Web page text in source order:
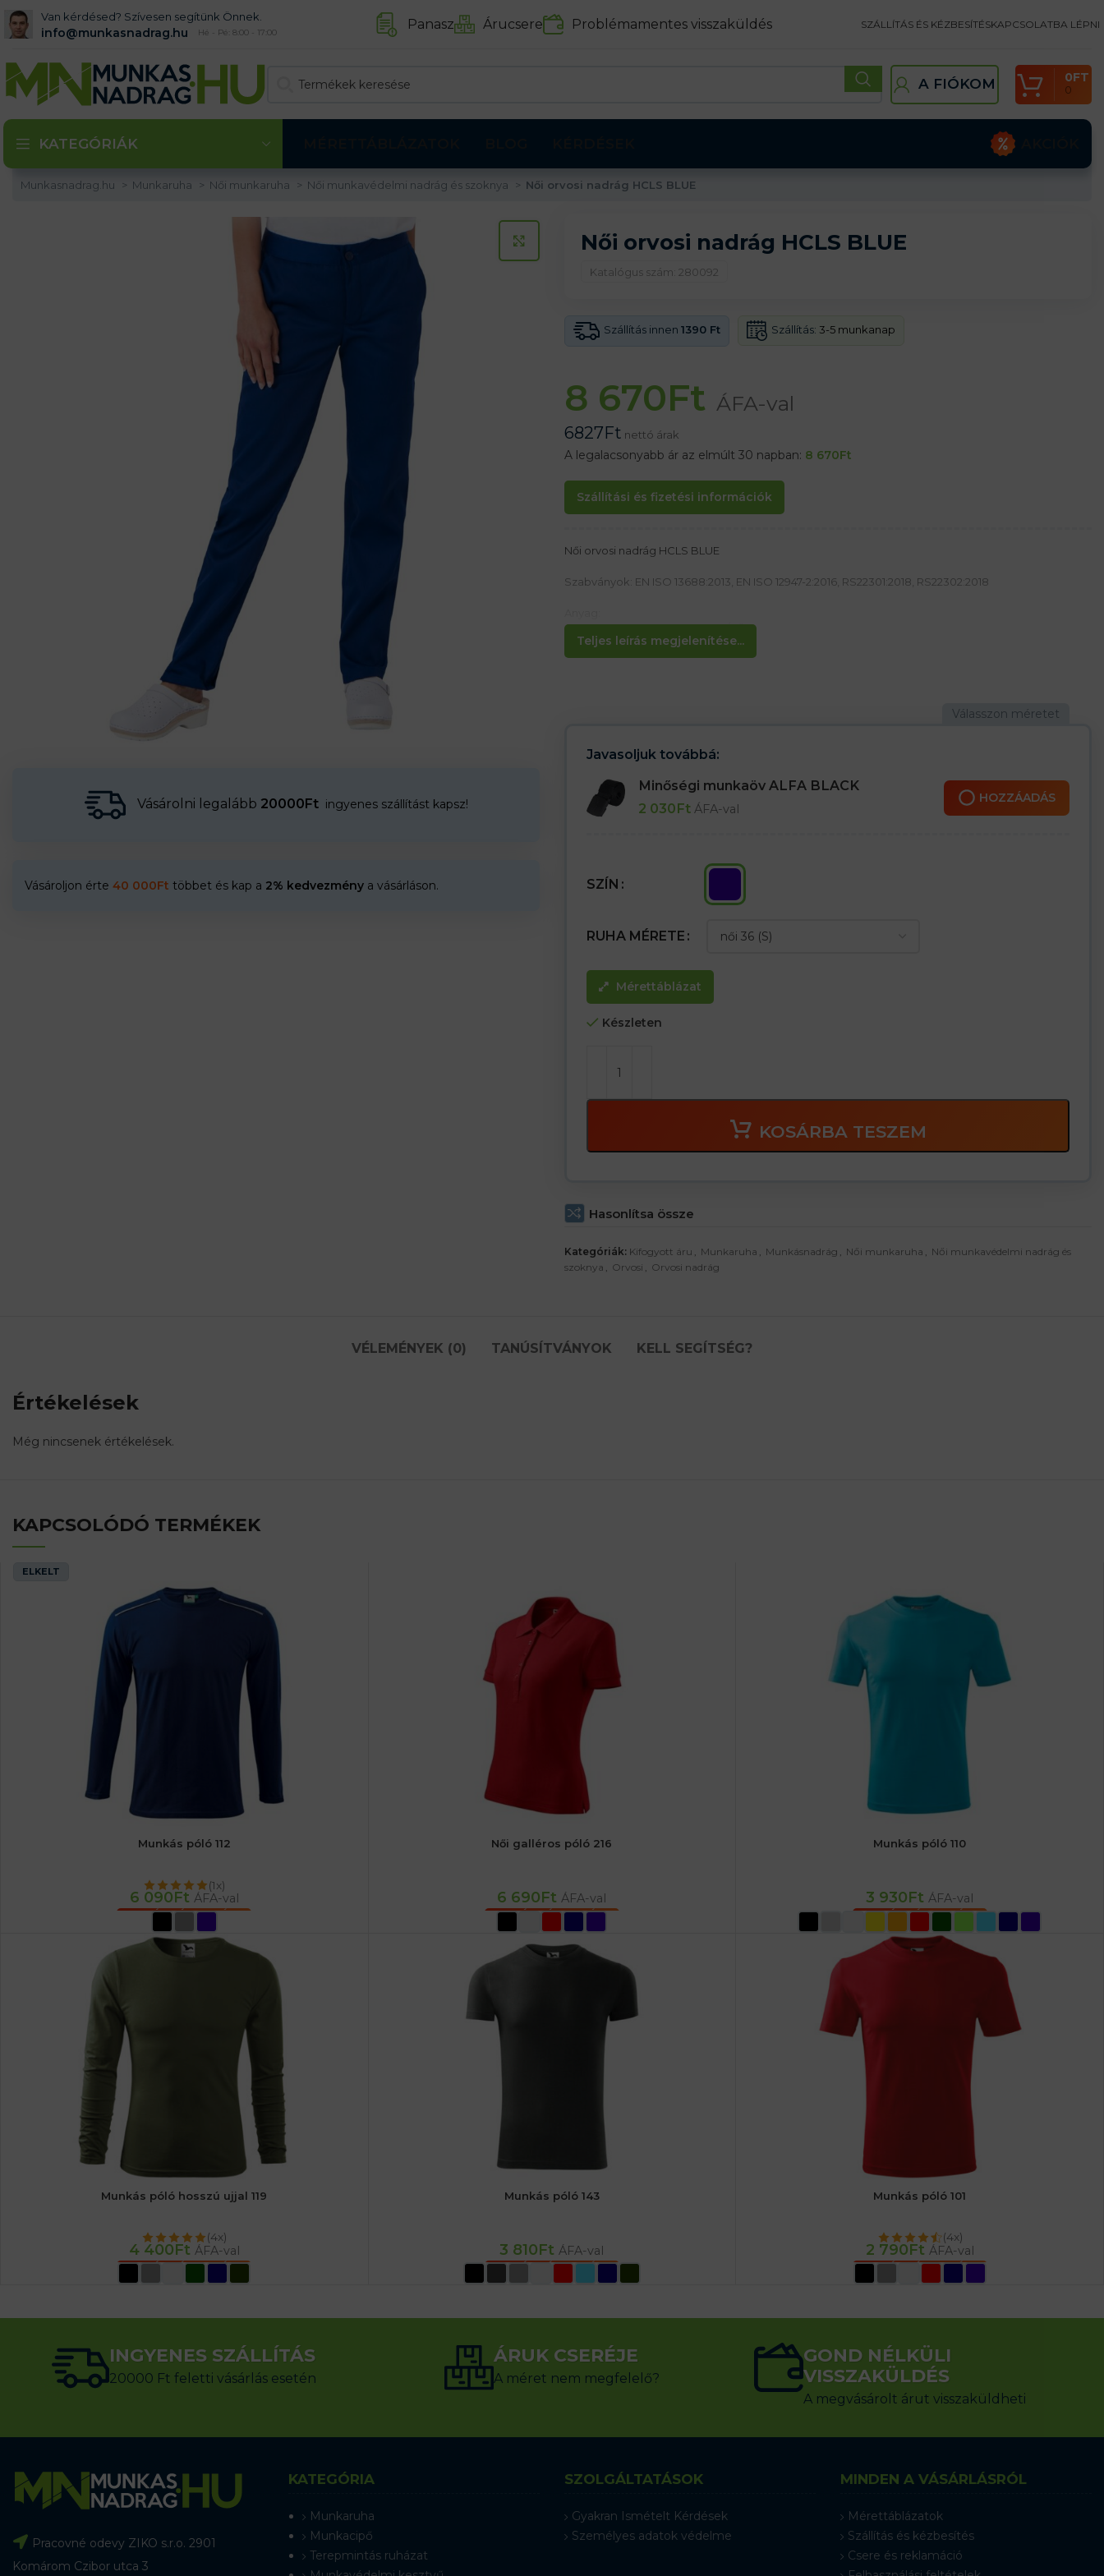
Van kérdésed? Szívesen segítünk Önnek.
info@munkasnadrag.hu Hé - Pé: 8:00 - 17:00 Panasz Árucsere Problémamentes visszaküldés SZÁLLÍTÁS ÉS KÉZBESÍTÉSKAPCSOLATBA LÉPNI
A FIÓKOM 0
0FT
KATEGÓRIÁK
Munkasnadrag.hu Munkaruha Női munkaruha Női munkavédelmi nadrág és szoknya Női orvosi nadrág HCLS BLUE
KATTINTS A KINAGYÍTÁSHOZ
Vásárolni legalább 20000Ft ingyenes szállítást kapsz!
Vásároljon érte 40 000Ft többet és kap a 2% kedvezmény a vásárláson.
Női orvosi nadrág HCLS BLUE
Katalógus szám: 280092
Szállítás innen 1390 Ft Szállítás: 3-5 munkanap
8 670Ft ÁFA-val
6827Ft nettó árak
A legalacsonyabb ár az elmúlt 30 napban: 8 670Ft
Szállítási és fizetési információk
Teljes leírás megjelenítése...
Női orvosi nadrág HCLS BLUE
Szabványok: EN ISO 13688:2013, EN ISO 12947-2:2016, RS22301:2018, RS22302:2018
65% PES, 35% pamut 200-210g/m²
Jellemzők:
Javasoljuk továbbá:
Minőségi munkaöv ALFA BLACK
2 030Ft ÁFA-val
HOZZÁADÁS
SZÍN
RUHA MÉRETE
Mérettáblázat
Készleten
KOSÁRBA TESZEM
Hasonlítsa össze
Kategóriák: Kifogyott áru , Munkaruha , Munkásnadrág , Női munkaruha , Női munkavédelmi nadrág és
szoknya , Orvosi , Orvosi nadrág
VÉLEMÉNYEK (0) TANÚSÍTVÁNYOK KELL SEGÍTSÉG?
Értékelések
Még nincsenek értékelések.
KAPCSOLÓDÓ TERMÉKEK
ELKELT
Munkás póló 112
(1x)
6 090Ft ÁFA-val
OPCIÓK VÁLASZTÁSA
Női galléros póló 216
6 690Ft ÁFA-val
OPCIÓK VÁLASZTÁSA
Munkás póló 110
3 930Ft ÁFA-val
OPCIÓK VÁLASZTÁSA
Munkás póló hosszú ujjal 119
(4x)
4 400Ft ÁFA-val
OPCIÓK VÁLASZTÁSA
Munkás póló 143
3 810Ft ÁFA-val
OPCIÓK VÁLASZTÁSA
Munkás póló 101
(4x)
2 790Ft ÁFA-val
OPCIÓK VÁLASZTÁSA
INGYENES SZÁLLÍTÁS
20000 Ft feletti vásárlás esetén
ÁRUK CSERÉJE
A méret nem megfelelő?
GOND NÉLKÜLI
VISSZAKÜLDÉS
A megvásárolt árut visszaküldheti
Pracovné odevy ZIKO s.r.o. 2901
Komárom Czibor utca 3
KATEGÓRIA
Munkaruha
Munkacipő
Terepmintás ruházat
SZOLGÁLTATÁSOK
Gyakran Ismételt Kérdések
Személyes adatok védelme
MINDEN A VÁSÁRLÁSRÓL
Mérettáblázatok
Szállítás és kézbesítés
Csere és reklamáció